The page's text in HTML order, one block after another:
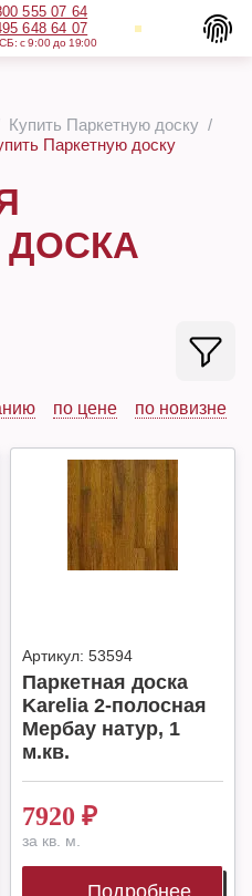
555 07 64
648 64 07
с 9:00 до 19:00
Купить Паркетную доску
Паркетную доску
ДОСКА
по цене по новизне
Артикул: 53594
Паркетная доска
Karelia 2-полосная
Мербау натур, 1
м.кв.
7920 ₽
за кв. м.
Подробнее